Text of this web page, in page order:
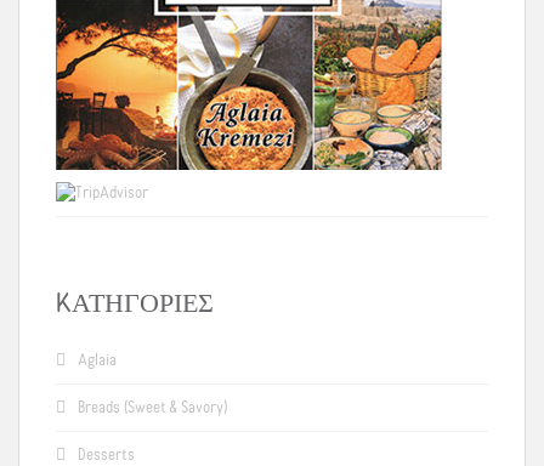
KΑΤΗΓΟΡΊΕΣ
Aglaia
Breads (Sweet & Savory)
Desserts